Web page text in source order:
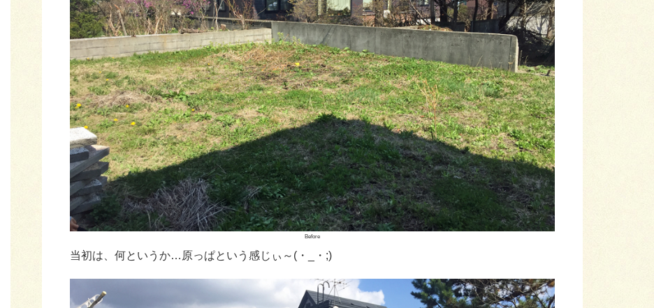
Before
当初は、何というか…原っぱという感じぃ～(・_・;)